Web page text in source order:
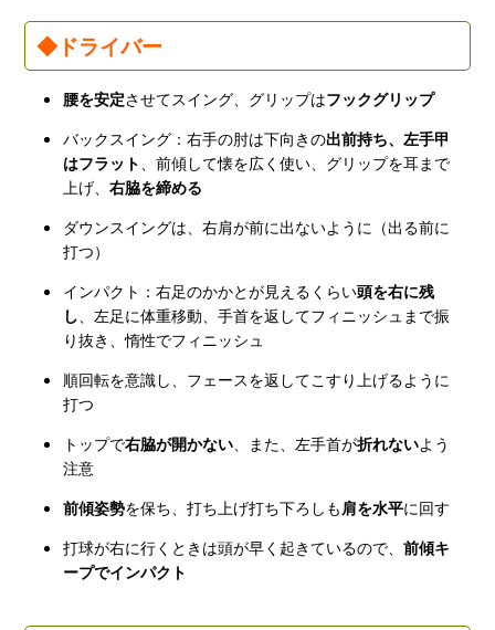
◆ドライバー
腰を安定させてスイング、グリップはフックグリップ
バックスイング：右手の肘は下向きの出前持ち、左手甲
はフラット
、前傾して懐を広く使い、グリップを耳まで
上げ、右脇を締める
ダウンスイングは、右肩が前に出ないように（出る前に
打つ）
インパクト：右足のかかとが見えるくらい頭を右に残
し 、左足に体重移動、手首を返してフィニッシュまで振
り抜き、惰性でフィニッシュ
順回転を意識し、フェースを返してこすり上げるように
打つ
トップで右脇が開かない 、また、左手首が折れないよう
注意
前傾姿勢を保ち、打ち上げ打ち下ろしも 肩を水平に回す
打球が右に行くときは頭が早く起きているので、前傾キ
ープでインパクト